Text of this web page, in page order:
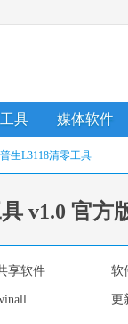
具 媒体软件
生L3118清零工具
v1.0 官方
享软件 软
更